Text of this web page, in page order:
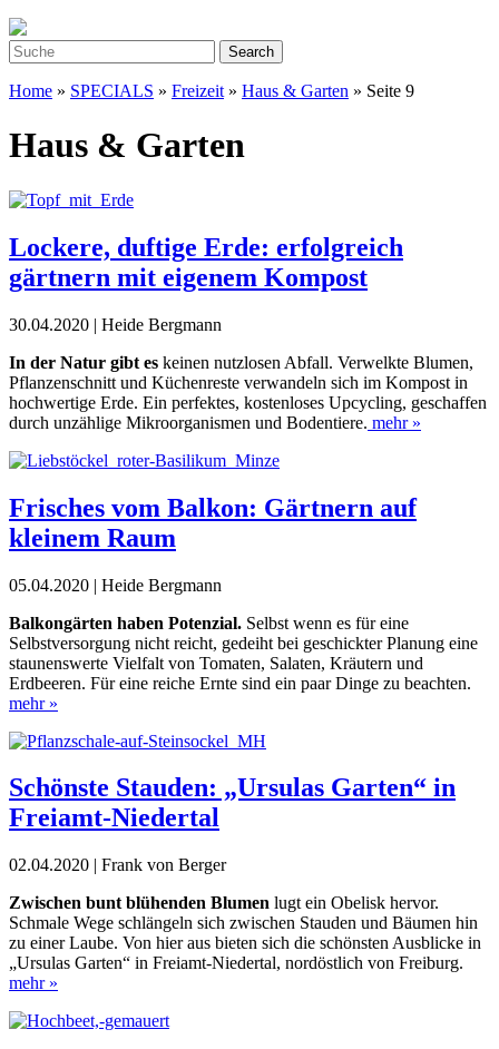
Home » SPECIALS » Freizeit » Haus & Garten » Seite 9
Haus & Garten
Lockere, duftige Erde: erfolgreich
gärtnern mit eigenem Kompost
30.04.2020 | Heide Bergmann
In der Natur gibt es keinen nutzlosen Abfall. Verwelkte Blumen,
Pflanzenschnitt und Küchenreste verwandeln sich im Kompost in
hochwertige Erde. Ein perfektes, kostenloses Upcycling, geschaffen
durch unzählige Mikroorganismen und Bodentiere. mehr »
Frisches vom Balkon: Gärtnern auf
kleinem Raum
05.04.2020 | Heide Bergmann
Balkongärten haben Potenzial. Selbst wenn es für eine
Selbstversorgung nicht reicht, gedeiht bei geschickter Planung eine
staunenswerte Vielfalt von Tomaten, Salaten, Kräutern und
Erdbeeren. Für eine reiche Ernte sind ein paar Dinge zu beachten.
mehr »
Schönste Stauden: „Ursulas Garten“ in
Freiamt-Niedertal
02.04.2020 | Frank von Berger
Zwischen bunt blühenden Blumen lugt ein Obelisk hervor.
Schmale Wege schlängeln sich zwischen Stauden und Bäumen hin
zu einer Laube. Von hier aus bieten sich die schönsten Ausblicke in
„Ursulas Garten“ in Freiamt-Niedertal, nordöstlich von Freiburg.
mehr »